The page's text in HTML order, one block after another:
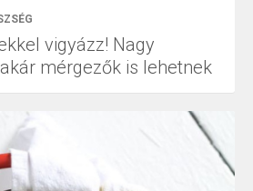
vigyázz! Nagy
mérgezők is lehetnek